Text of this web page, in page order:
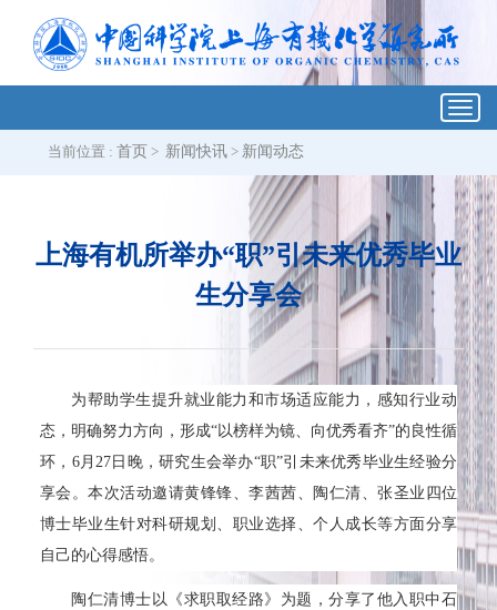
当前位置 : 首页 > 新闻快讯 > 新闻动态
上海有机所举办“职”引未来优秀毕业
生分享会
为帮助学生提升就业能力和市场适应能力，感知行业动
态，明确努力方向，形成“以榜样为镜、向优秀看齐”的良性循
环，6月27日晚，研究生会举办“职”引未来优秀毕业生经验分
享会。本次活动邀请黄锋锋、李茜茜、陶仁清、张圣业四位
博士毕业生针对科研规划、职业选择、个人成长等方面分享
自己的心得感悟。
陶仁清博士以《求职取经路》为题，分享了他入职中石